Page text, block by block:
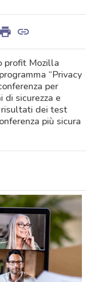
profit Mozilla
“Privacy
per
di sicurezza e
risultati dei test
più sicura